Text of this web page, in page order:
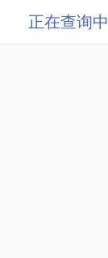
正在查询中